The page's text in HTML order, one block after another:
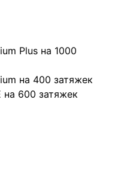
Plus на 1000
на 400 затяжек
на 600 затяжек